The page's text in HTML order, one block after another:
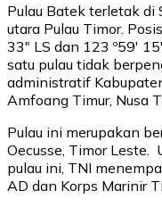
Pulau Batek terletak
utara Pulau Timor.
33″ LS dan 123 º59′
satu pulau tidak
administratif
Amfoang Timur, Nusa
Pulau ini merupakan
Oecusse, Timor Leste.
pulau ini, TNI
AD dan Korps Marinir